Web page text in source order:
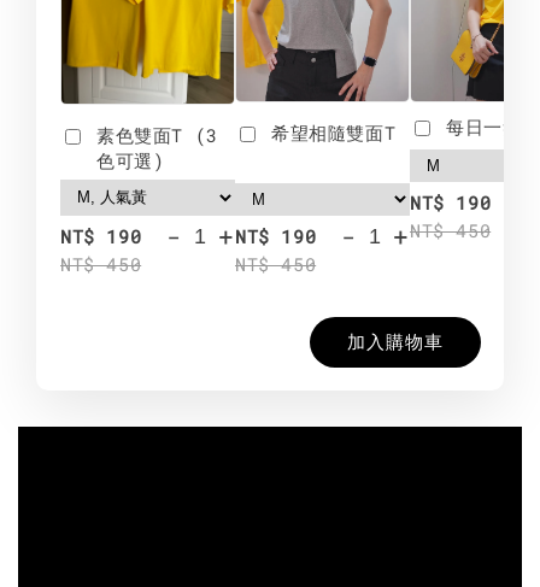
素色雙面T (3
色可選)
NT$ 190
NT$ 450
- +
希望相隨雙面T
NT$ 190
NT$ 450
- +
每日一笑
NT$ 190
NT$ 450
加入購物車